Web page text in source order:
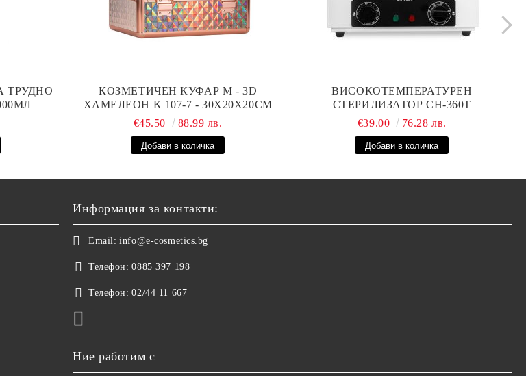
ТРУДНО
КОЗМЕТИЧЕН КУФАР М - 3D
ХАМЕЛЕОН K 107-7 - 30X20X20СМ
€45.50
88.99 лв.
ВИСОКОТЕМПЕРАТУРЕН
СТЕРИЛИЗАТОР CH-360T
€39.00
76.28 лв.
Информация за контакти:
Email: info@e-cosmetics.bg
Телефон: 0885 397 198
Телефон: 02/44 11 667
Ние работим с